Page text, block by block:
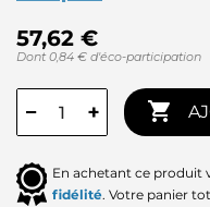
57,62 €
Dont 0,84 € d'éco-participation
− + 
En achetant ce produit
fidélité. Votre panier